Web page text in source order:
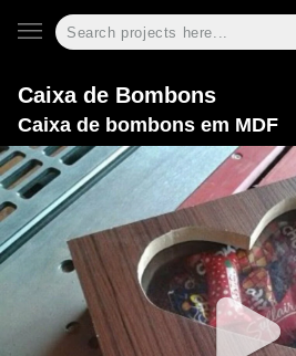
Caixa de Bombons
Caixa de bombons em MDF